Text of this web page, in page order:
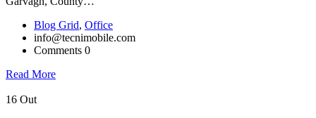
Blog Grid, Office
info@tecnimobile.com
Comments 0
Read More
16 Out